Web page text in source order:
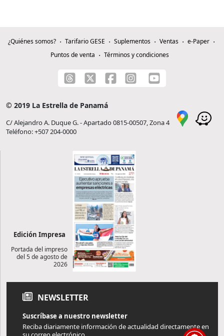
¿Quiénes somos? Tarifario GESE Suplementos Ventas
e-Paper
Puntos de venta
Términos y condiciones
© 2019 La Estrella de Panamá
C/ Alejandro A. Duque G. - Apartado 0815-00507, Zona 4
Teléfono: +507 204-0000
Edición Impresa
Portada del impreso
del 5 de agosto de
2026
NEWSLETTER
Suscríbase a nuestro newsletter
Reciba diariamente información de actualidad directamente en